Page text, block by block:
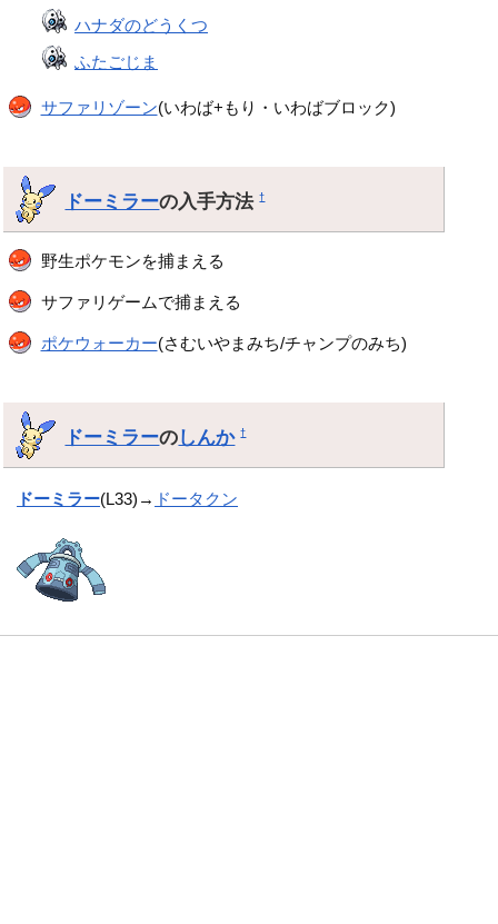
ハナダのどうくつ
ふたごじま
サファリゾーン(いわば+もり・いわばブロック)
ドーミラーの入手方法†
野生ポケモンを捕まえる
サファリゲームで捕まえる
ポケウォーカー(さむいやまみち/チャンプのみち)
ドーミラーのしんか †
ドーミラー(L33)→ ドータクン